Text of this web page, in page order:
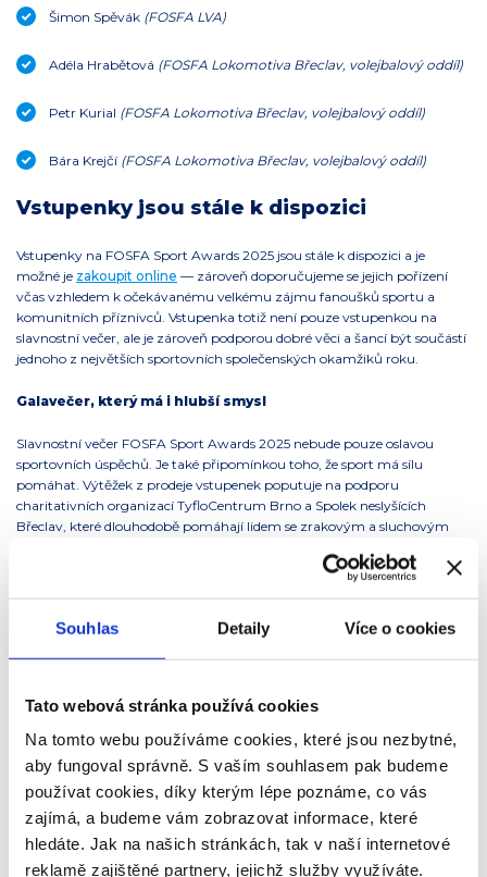
Souhlas Detaily Více o cookies
Tato webová stránka používá cookies
Na tomto webu používáme cookies, které jsou nezbytné,
aby fungoval správně. S vaším souhlasem pak budeme
používat cookies, díky kterým lépe poznáme, co vás
zajímá, a budeme vám zobrazovat informace, které
hledáte. Jak na našich stránkách, tak v naší internetové
reklamě zajištěné partnery, jejichž služby využíváte.
Šimon Spěvák (FOSFA LVA)
Adéla Hrabětová (FOSFA Lokomotiva Břeclav, volejbalový oddíl)
Petr Kurial (FOSFA Lokomotiva Břeclav, volejbalový oddíl)
Bára Krejčí (FOSFA Lokomotiva Břeclav, volejbalový oddíl)
Vstupenky jsou stále k dispozici
Vstupenky na FOSFA Sport Awards 2025 jsou stále k dispozici a je
možné je zakoupit online — zároveň doporučujeme se jejich pořízení
včas vzhledem k očekávanému velkému zájmu fanoušků sportu a
komunitních příznivců. Vstupenka totiž není pouze vstupenkou na
slavnostní večer, ale je zároveň podporou dobré věci a šancí být součástí
jednoho z největších sportovních společenských okamžiků roku.
Galavečer, který má i hlubší smysl
Slavnostní večer FOSFA Sport Awards 2025 nebude pouze oslavou
sportovních úspěchů. Je také připomínkou toho, že sport má sílu
pomáhat. Výtěžek z prodeje vstupenek poputuje na podporu
charitativních organizací TyfloCentrum Brno a Spolek neslyšících
Břeclav, které dlouhodobě pomáhají lidem se zrakovým a sluchovým
lepšímu.
pevné místo.